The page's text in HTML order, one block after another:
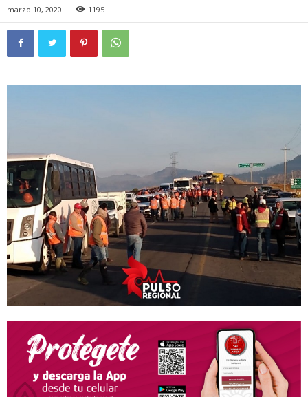
marzo 10, 2020 1195